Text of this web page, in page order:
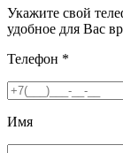
Укажите свой
удобное для Вас
Телефон *
Имя